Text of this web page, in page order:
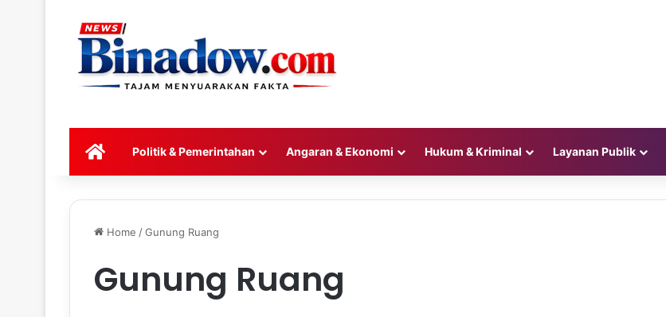
HOMEPolitik & Pemerintahan Angaran & Ekonomi Hukum & Kriminal Layanan Publik
Home /Gunung Ruang
Gunung Ruang